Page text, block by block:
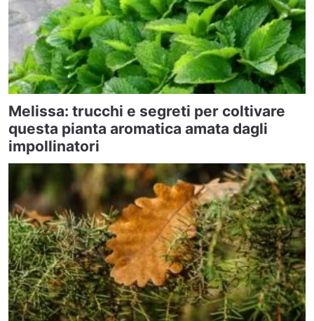
Melissa: trucchi e segreti per coltivare
questa pianta aromatica amata dagli
impollinatori